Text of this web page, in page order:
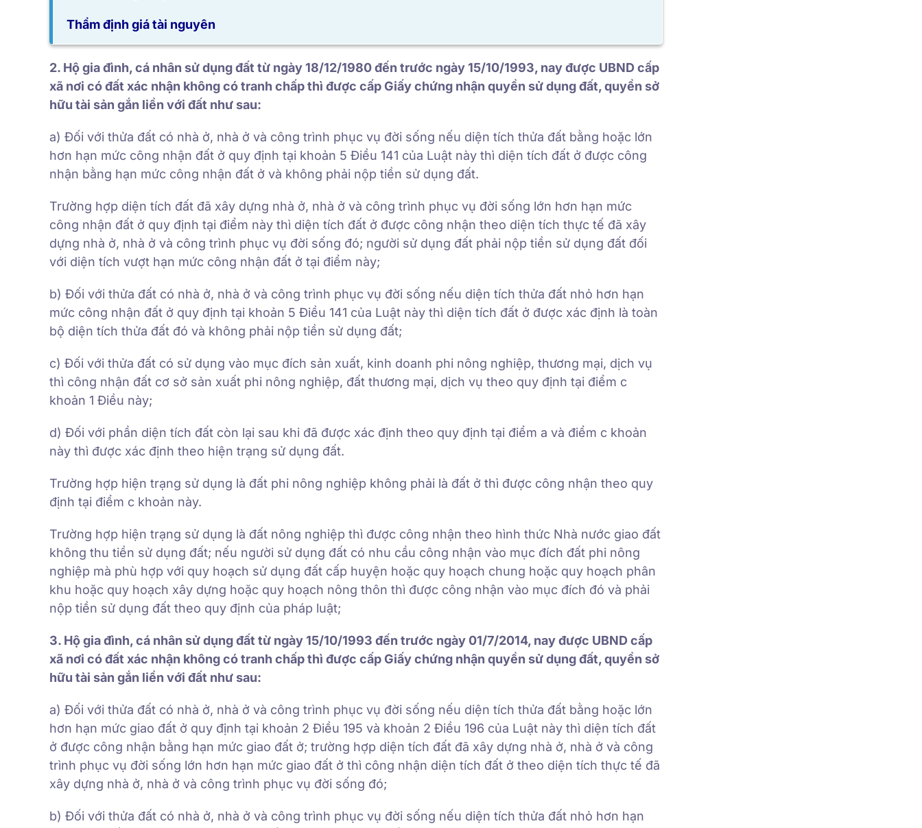
Thẩm định giá tài nguyên
2. Hộ gia đình, cá nhân sử dụng đất từ ngày 18/12/1980 đến trước ngày 15/10/1993, nay được UBND cấp
xã nơi có đất xác nhận không có tranh chấp thì được cấp Giấy chứng nhận quyền sử dụng đất, quyền sở
hữu tài sản gắn liền với đất như sau:
a) Đối với thửa đất có nhà ở, nhà ở và công trình phục vụ đời sống nếu diện tích thửa đất bằng hoặc lớn
hơn hạn mức công nhận đất ở quy định tại khoản 5 Điều 141 của Luật này thì diện tích đất ở được công
nhận bằng hạn mức công nhận đất ở và không phải nộp tiền sử dụng đất.
Trường hợp diện tích đất đã xây dựng nhà ở, nhà ở và công trình phục vụ đời sống lớn hơn hạn mức
công nhận đất ở quy định tại điểm này thì diện tích đất ở được công nhận theo diện tích thực tế đã xây
dựng nhà ở, nhà ở và công trình phục vụ đời sống đó; người sử dụng đất phải nộp tiền sử dụng đất đối
với diện tích vượt hạn mức công nhận đất ở tại điểm này;
b) Đối với thửa đất có nhà ở, nhà ở và công trình phục vụ đời sống nếu diện tích thửa đất nhỏ hơn hạn
mức công nhận đất ở quy định tại khoản 5 Điều 141 của Luật này thì diện tích đất ở được xác định là toàn
bộ diện tích thửa đất đó và không phải nộp tiền sử dụng đất;
c) Đối với thửa đất có sử dụng vào mục đích sản xuất, kinh doanh phi nông nghiệp, thương mại, dịch vụ
thì công nhận đất cơ sở sản xuất phi nông nghiệp, đất thương mại, dịch vụ theo quy định tại điểm c
khoản 1 Điều này;
d) Đối với phần diện tích đất còn lại sau khi đã được xác định theo quy định tại điểm a và điểm c khoản
này thì được xác định theo hiện trạng sử dụng đất.
Trường hợp hiện trạng sử dụng là đất phi nông nghiệp không phải là đất ở thì được công nhận theo quy
định tại điểm c khoản này.
Trường hợp hiện trạng sử dụng là đất nông nghiệp thì được công nhận theo hình thức Nhà nước giao đất
không thu tiền sử dụng đất; nếu người sử dụng đất có nhu cầu công nhận vào mục đích đất phi nông
nghiệp mà phù hợp với quy hoạch sử dụng đất cấp huyện hoặc quy hoạch chung hoặc quy hoạch phân
khu hoặc quy hoạch xây dựng hoặc quy hoạch nông thôn thì được công nhận vào mục đích đó và phải
nộp tiền sử dụng đất theo quy định của pháp luật;
3. Hộ gia đình, cá nhân sử dụng đất từ ngày 15/10/1993 đến trước ngày 01/7/2014, nay được UBND cấp
xã nơi có đất xác nhận không có tranh chấp thì được cấp Giấy chứng nhận quyền sử dụng đất, quyền sở
hữu tài sản gắn liền với đất như sau:
a) Đối với thửa đất có nhà ở, nhà ở và công trình phục vụ đời sống nếu diện tích thửa đất bằng hoặc lớn
hơn hạn mức giao đất ở quy định tại khoản 2 Điều 195 và khoản 2 Điều 196 của Luật này thì diện tích đất
ở được công nhận bằng hạn mức giao đất ở; trường hợp diện tích đất đã xây dựng nhà ở, nhà ở và công
trình phục vụ đời sống lớn hơn hạn mức giao đất ở thì công nhận diện tích đất ở theo diện tích thực tế đã
xây dựng nhà ở, nhà ở và công trình phục vụ đời sống đó;
b) Đối với thửa đất có nhà ở, nhà ở và công trình phục vụ đời sống nếu diện tích thửa đất nhỏ hơn hạn